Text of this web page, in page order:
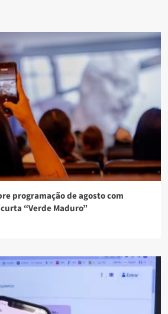
programação de agosto com
“Verde Maduro”